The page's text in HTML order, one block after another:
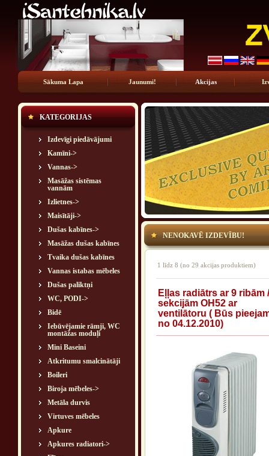
Sākuma Lapa Jaunumi! Akcijas
KATEGORIJAS
Izdevīgi piedāvājumi
Kamīni->
Vannas->
Masāžas sistēmas
vannām
Izlietnes->
Maisītāji->
Dušas kabīnes->
Masāžas dušas kabīnes
Tvaika dušas kabīnes
Vannas istabas mēbeles
Dušas paliktņi
WC, PODI->
Bidē
Iebūvējamie rāmji, WC
montāžas moduļi
Mini Baseini
Atkritumu smalcinātāji
Boileri
Biroja mēbeles->
Metāla durvis
Virtuves mēbeles
Apkure
Apkures radiatori->
NENOKAVĒ IZDEVĪBU!
1 līdz 8 (no 29 akcijas produktiem)
Eļļas radiātrs ar 9 ribām /
sekcijām OH52 ar
ventilātoru ( Būs
no 04.12.2010)